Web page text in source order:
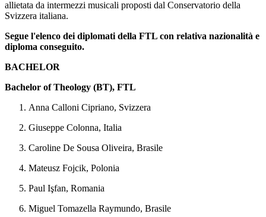
allietata da intermezzi musicali proposti dal Conservatorio della
Svizzera italiana.
Segue l'elenco dei diplomati della FTL con relativa nazionalità e
diploma conseguito.
BACHELOR
Bachelor of Theology (BT), FTL
Anna Calloni Cipriano, Svizzera
Giuseppe Colonna, Italia
Caroline De Sousa Oliveira, Brasile
Mateusz Fojcik, Polonia
Paul Işfan, Romania
Miguel Tomazella Raymundo, Brasile